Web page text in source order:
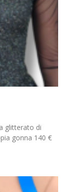
glitterato di
gonna 140 €